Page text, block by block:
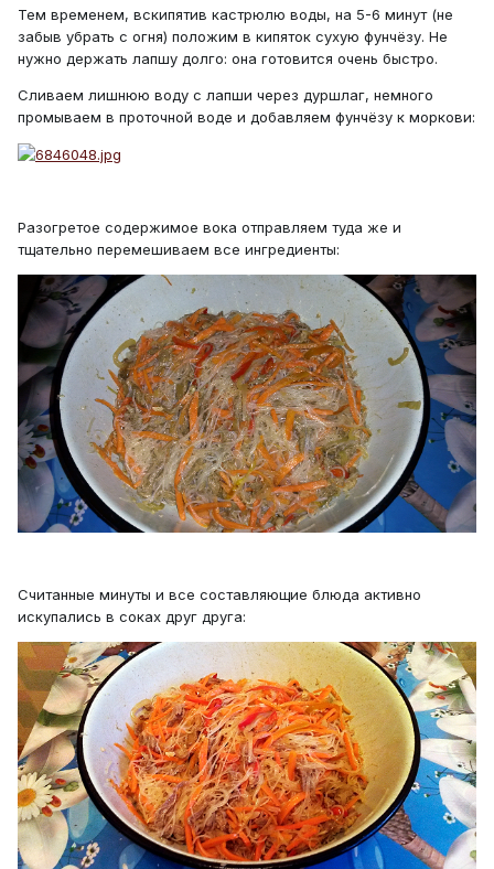
Тем временем, вскипятив кастрюлю воды, на 5-6 минут (не
забыв убрать с огня) положим в кипяток сухую фунчёзу. Не
нужно держать лапшу долго: она готовится очень быстро.
Сливаем лишнюю воду с лапши через дуршлаг, немного
промываем в проточной воде и добавляем фунчёзу к моркови:
Разогретое содержимое вока отправляем туда же и
тщательно перемешиваем все ингредиенты:
Считанные минуты и все составляющие блюда активно
искупались в соках друг друга: